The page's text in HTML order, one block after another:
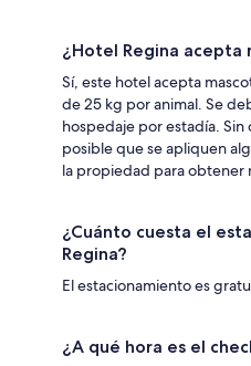
¿Hotel Regina acepta
Sí, este hotel acepta
de 25 kg por animal. Se
hospedaje por estadía. Sin
posible que se apliquen
la propiedad para obtener
¿Cuánto cuesta el
Regina?
El estacionamiento es
¿A qué hora es el